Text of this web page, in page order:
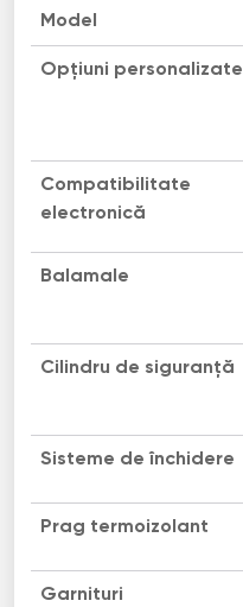
Model
Opțiuni personalizate
Compatibilitate
electronică
Balamale
Cilindru de siguranță
Sisteme de închidere
Prag termoizolant
Garnituri